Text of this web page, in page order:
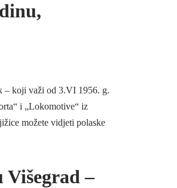
– koji važi od 3.VI 1956. g.
i „Lokomotive“ iz
možete vidjeti polaske
Višegrad –